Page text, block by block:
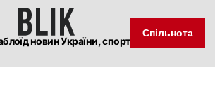
новин України, спорт
Спільнота